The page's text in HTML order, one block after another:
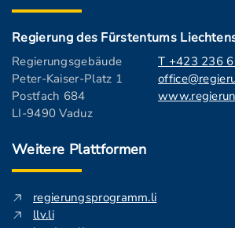
Regierung des Fürstentums
Regierungsgebäude
Peter-Kaiser-Platz 1
Postfach 684
LI-9490 Vaduz
T +423 236
Weitere Plattformen
regierungsprogramm.li
llv.li